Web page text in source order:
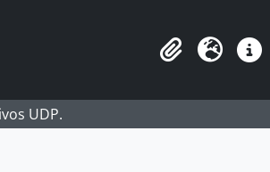
Portapapeles
Idioma
UDP.